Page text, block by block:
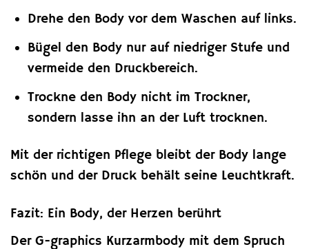
Drehe den Body vor dem Waschen auf links.
Bügel den Body nur auf niedriger Stufe und
vermeide den Druckbereich.
Trockne den Body nicht im Trockner,
sondern lasse ihn an der Luft trocknen.
Mit der richtigen Pflege bleibt der Body lange
schön und der Druck behält seine Leuchtkraft.
Fazit: Ein Body, der Herzen berührt
Der G-graphics Kurzarmbody mit dem Spruch